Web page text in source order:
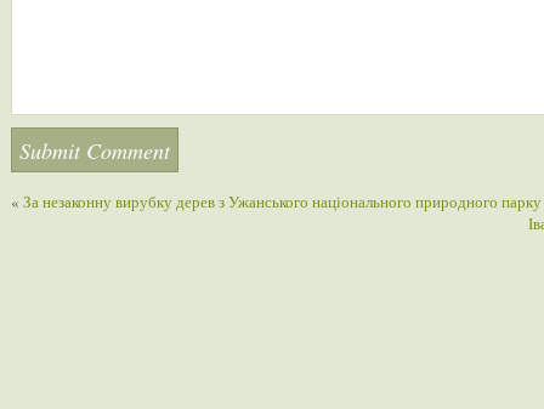
« За незаконну вирубку дерев з Ужанського національного природного